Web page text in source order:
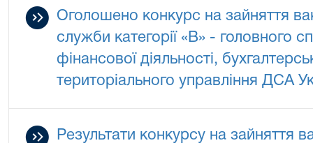
Оголошено конкурс на зайняття
служби категорії «В» - головного
фінансової діяльності,
територіального управління ДСА
Результати конкурсу на зайняття